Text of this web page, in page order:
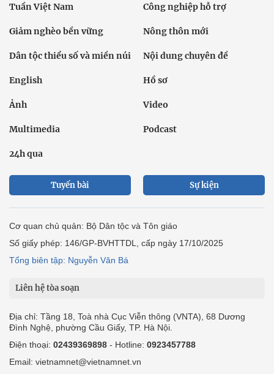
Tuần Việt Nam Công nghiệp hỗ trợ
Giảm nghèo bền vững Nông thôn mới
Dân tộc thiểu số và miền núi Nội dung chuyên đề
English Hồ sơ
Ảnh Video
Multimedia Podcast
24h qua
Tuyến bài Sự kiện
Cơ quan chủ quản: Bộ Dân tộc và Tôn giáo
Số giấy phép: 146/GP-BVHTTDL, cấp ngày 17/10/2025
Tổng biên tập: Nguyễn Văn Bá
Liên hệ tòa soạn
Địa chỉ: Tầng 18, Toà nhà Cục Viễn thông (VNTA), 68 Dương
Đình Nghệ, phường Cầu Giấy, TP. Hà Nội.
Điện thoại: 02439369898 - Hotline: 0923457788
Email: vietnamnet@vietnamnet.vn